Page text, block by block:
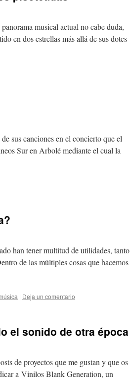
musical actual no cabe duda,
en dos estrellas más allá de sus dotes
sus canciones en el concierto que el
Sur en Arbolé mediante el cual la
han tener multitud de utilidades, tanto
de las múltiples cosas que hacemos
| Deja un comentario
el sonido de otra época
de proyectos que me gustan y que os
a Vinilos Blank Generation, un